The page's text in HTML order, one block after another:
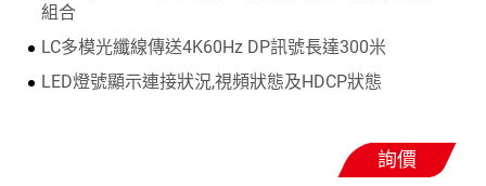
組合
LC多模光纖線傳送4K60Hz DP訊號長達300米
LED燈號顯示連接狀況,視頻狀態及HDCP狀態
詢價